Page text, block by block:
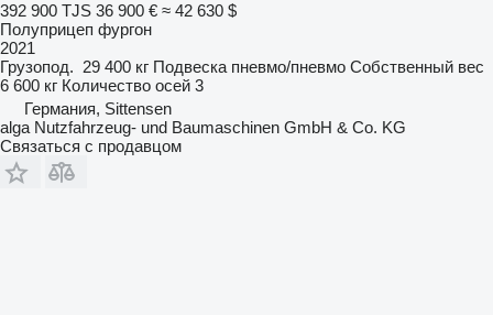
392 900 TJS 36 900 € ≈ 42 630 $
Полуприцеп фургон
2021
Грузопод. 29 400 кг Подвеска пневмо/пневмо Собственный вес
6 600 кг Количество осей 3
Германия, Sittensen
alga Nutzfahrzeug- und Baumaschinen GmbH & Co. KG
Связаться с продавцом